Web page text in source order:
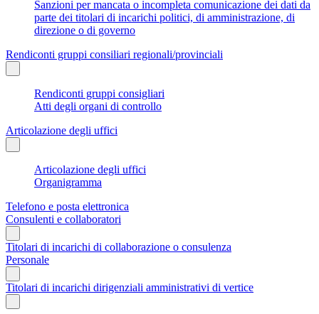
Sanzioni per mancata o incompleta comunicazione dei dati da
parte dei titolari di incarichi politici, di amministrazione, di
direzione o di governo
Rendiconti gruppi consiliari regionali/provinciali
Rendiconti gruppi consigliari
Atti degli organi di controllo
Articolazione degli uffici
Articolazione degli uffici
Organigramma
Telefono e posta elettronica
Consulenti e collaboratori
Titolari di incarichi di collaborazione o consulenza
Personale
Titolari di incarichi dirigenziali amministrativi di vertice